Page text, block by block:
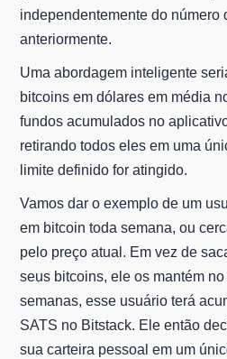
independentemente do número
anteriormente.
Uma abordagem inteligente
bitcoins em dólares em média
fundos acumulados no
retirando todos eles em uma
limite definido for atingido.
Vamos dar o exemplo de um
em bitcoin toda semana, ou
pelo preço atual. Em vez de
seus bitcoins, ele os mantém
semanas, esse usuário terá
SATS no Bitstack. Ele então
sua carteira pessoal em um